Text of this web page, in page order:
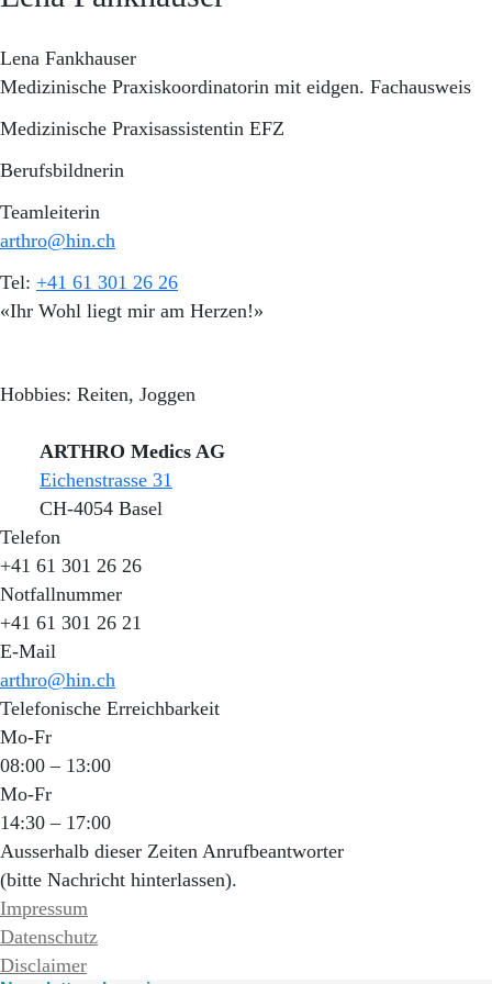
Lena Fankhauser
Medizinische Praxiskoordinatorin mit eidgen. Fachausweis
Medizinische Praxisassistentin EFZ
Berufsbildnerin
Teamleiterin
arthro@hin.ch
Tel: +41 61 301 26 26
«Ihr Wohl liegt mir am Herzen!»
Hobbies: Reiten, Joggen
ARTHRO Medics AG
Eichenstrasse 31
CH-4054 Basel
Telefon
+41 61 301 26 26
Notfallnummer
+41 61 301 26 21
E-Mail
arthro@hin.ch
Telefonische Erreichbarkeit
Mo-Fr
08:00 – 13:00
Mo-Fr
14:30 – 17:00
Ausserhalb dieser Zeiten Anrufbeantworter
(bitte Nachricht hinterlassen).
Impressum
Datenschutz
Disclaimer